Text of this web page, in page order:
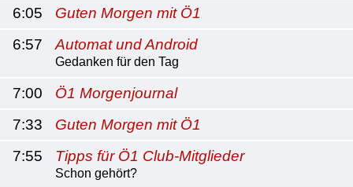
6:05
Guten Morgen mit Ö1
6:57
Automat und Android
Gedanken für den Tag
7:00
Ö1 Morgenjournal
7:33
Guten Morgen mit Ö1
7:55
Tipps für Ö1 Club-Mitglieder
Schon gehört?